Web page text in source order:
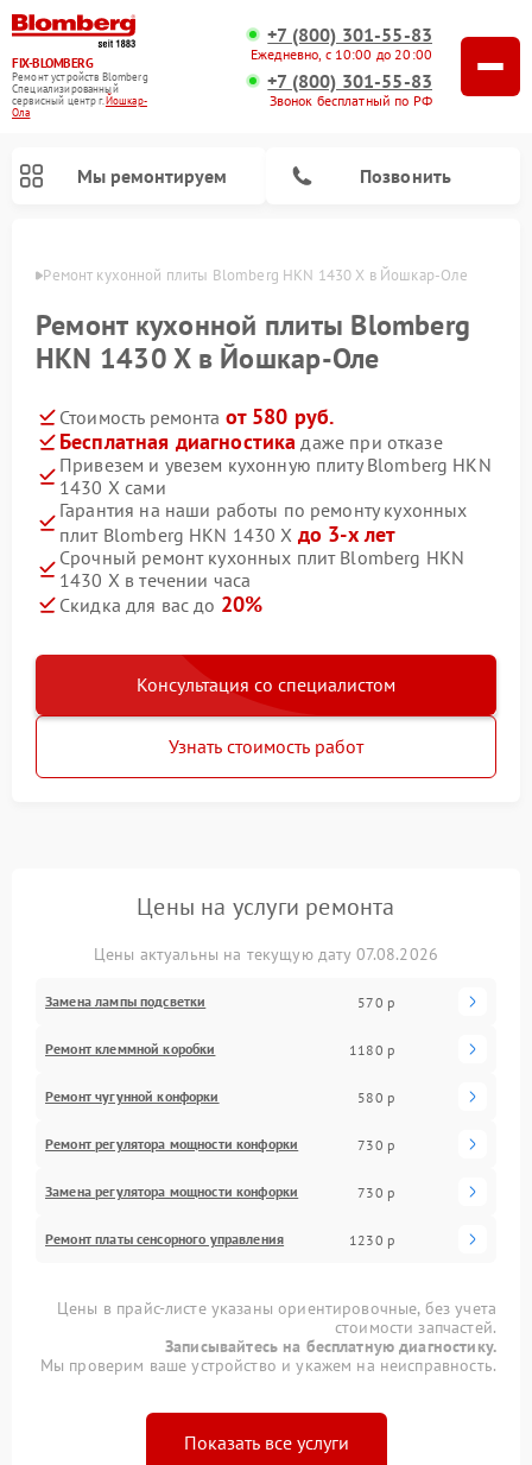
FIX-BLOMBERG
Ремонт устройств Blomberg
Специализированный
cервисный центр г.Йошкар-
Ола
+7 (800) 301-55-83
Ежедневно, с 10:00 до 20:00
+7 (800) 301-55-83
Звонок бесплатный по РФ
Мы ремонтируем Позвонить
Оле Ремонт кухонной плиты Blomberg HKN 1430 X в Йошкар-Оле
Ремонт кухонной плиты Blomberg
HKN 1430 X в Йошкар-Оле
Стоимость ремонта от 580 руб.
Бесплатная диагностика даже при отказе
Привезем и увезем кухонную плиту Blomberg HKN
1430 X сами
Гарантия на наши работы по ремонту кухонных
плит Blomberg HKN 1430 X до 3-х лет
Срочный ремонт кухонных плит Blomberg HKN
1430 X в течении часа
Скидка для вас до 20%
Консультация со специалистом
Узнать стоимость работ
Цены на услуги ремонта
Цены актуальны на текущую дату 07.08.2026
Замена лампы подсветки 570 р
Ремонт клеммной коробки 1180 р
Ремонт чугунной конфорки 580 р
Ремонт регулятора мощности конфорки 730 р
Замена регулятора мощности конфорки 730 р
Ремонт платы сенсорного управления 1230 р
Цены в прайс-листе указаны ориентировочные, без учета
стоимости запчастей.
Записывайтесь на бесплатную диагностику.
Мы проверим ваше устройство и укажем на неисправность.
Показать все услуги